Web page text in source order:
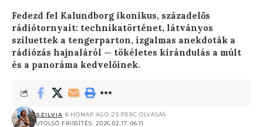
Fedezd fel Kalundborg ikonikus, századelős
rádiótornyait: technikatörténet, látványos
sziluettek a tengerparton, izgalmas anekdoták a
rádiózás hajnaláról — tökéletes kirándulás a múlt
és a panoráma kedvelőinek.
UTOLSÓ FRISSÍTÉS: 2026.02.17. 06:11
SZILVIA 6 HÓNAP AGO 25 PERC OLVASÁS